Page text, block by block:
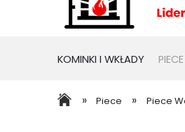
KOMINKI I WKŁADY PIECE
RURY, KOMINY
» Piece » Piece